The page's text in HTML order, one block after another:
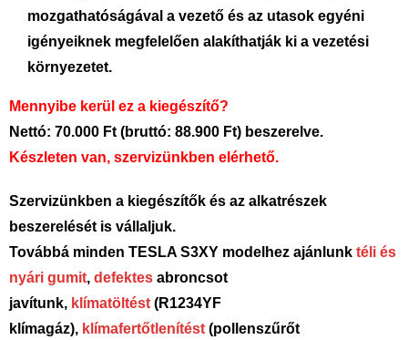
mozgathatóságával a vezető és az utasok egyéni
igényeiknek megfelelően alakíthatják ki a vezetési
környezetet.
Mennyibe kerül ez a kiegészítő?
Nettó: 70.000 Ft (bruttó: 88.900 Ft) beszerelve.
Készleten van, szervizünkben elérhető.
Szervizünkben a kiegészítők és az alkatrészek
beszerelését is vállaljuk.
Továbbá minden TESLA S3XY modelhez ajánlunk téli és
nyári gumit, defektes abroncsot
javítunk, klímatöltést (R1234YF
klímagáz), klímafertőtlenítést (pollenszűrőt